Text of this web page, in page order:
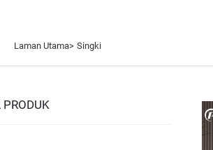
Laman Utama> Singki